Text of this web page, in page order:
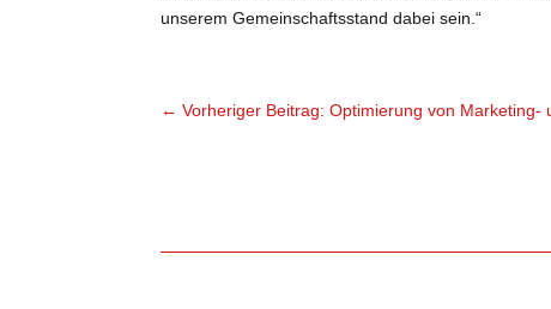
unserem Gemeinschaftsstand dabei sein.“
←Vorheriger Beitrag: Optimierung von